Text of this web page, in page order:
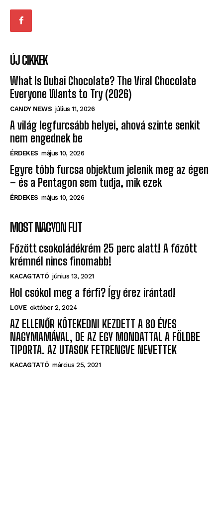
ÚJ CIKKEK
What Is Dubai Chocolate? The Viral Chocolate
Everyone Wants to Try (2026)
CANDY NEWS július 11, 2026
A világ legfurcsább helyei, ahová szinte senkit
nem engednek be
ÉRDEKES május 10, 2026
Egyre több furcsa objektum jelenik meg az égen
– és a Pentagon sem tudja, mik ezek
ÉRDEKES május 10, 2026
MOST NAGYON FUT
Főzött csokoládékrém 25 perc alatt! A főzött
krémnél nincs finomabb!
KACAGTATÓ június 13, 2021
Hol csókol meg a férfi? Így érez irántad!
LOVE október 2, 2024
AZ ELLENŐR KÖTEKEDNI KEZDETT A 80 ÉVES
NAGYMAMÁVAL, DE AZ EGY MONDATTAL A FÖLDBE
TIPORTA. AZ UTASOK FETRENGVE NEVETTEK
KACAGTATÓ március 25, 2021